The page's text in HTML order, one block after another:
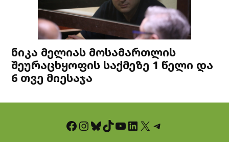
ნიკა მელიას მოსამართლის
შეურაცხყოფის საქმეზე 1 წელი და
6 თვე მიესაჯა
Facebook InstagramBluesky TikTok YouTube LinkedIn X Telegram